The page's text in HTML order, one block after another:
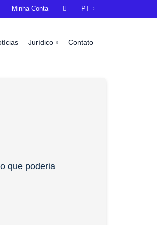
Jurídico Contato
Minha Conta  PT
que poderia